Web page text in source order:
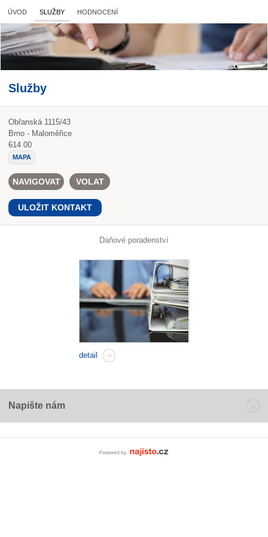
ÚVOD SLUŽBY HODNOCENÍ
Služby
Obřanská 1115/43
Brno - Maloměřice
614 00
MAPA
NAVIGOVAT VOLAT
ULOŽIT KONTAKT
Daňové poradenství
detail
Napište nám